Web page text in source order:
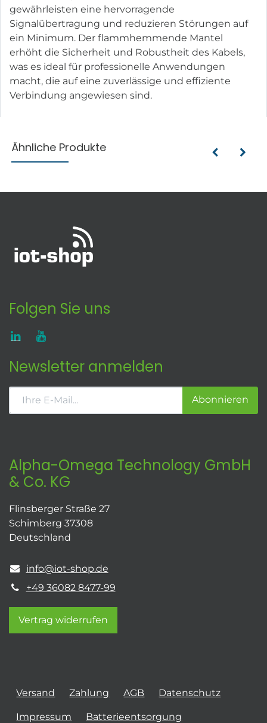
gewährleisten eine hervorragende
Signalübertragung und reduzieren Störungen auf
ein Minimum. Der flammhemmende Mantel
erhöht die Sicherheit und Robustheit des Kabels,
was es ideal für professionelle Anwendungen
macht, die auf eine zuverlässige und effiziente
Verbindung angewiesen sind.
Ähnliche Produkte
Folgen Sie uns
Newsletter anmelden
Abonnieren
Alpha-Omega Technology GmbH
& Co. KG
Flinsberger Straße 27
Schimberg 37308
Deutschland
info@iot-shop.de
+49 36082 8477-99
Vertrag widerrufen
Versand Zahlung AGB Datenschutz
Impressum Batterieentsorgung